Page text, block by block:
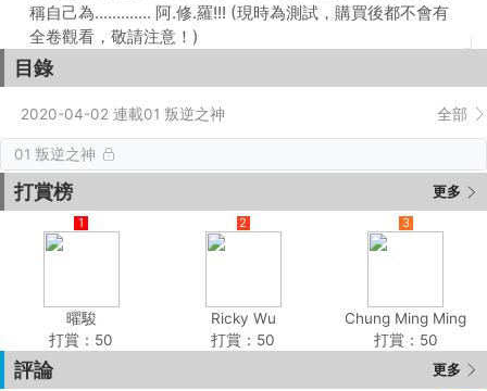
稱自己為............. 阿.修.羅!!! (現時為測試，購買後都不會有
全卷觀看，敬請注意！)
目錄
2020-04-02 連載01 叛逆之神 全部
01 叛逆之神
打賞榜 更多
1
曜駿
打賞：50
2
Ricky Wu
打賞：50
3
Chung Ming Ming
打賞：50
評論 更多